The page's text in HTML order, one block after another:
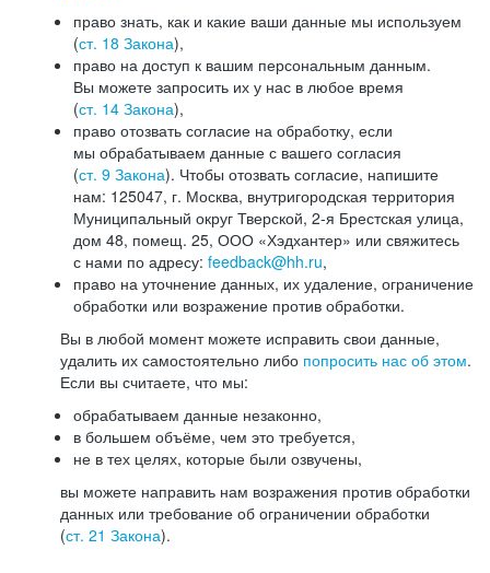
право знать, как и какие ваши данные мы используем
(ст. 18 Закона),
право на доступ к вашим персональным данным.
Вы можете запросить их у нас в любое время
(ст. 14 Закона),
право отозвать согласие на обработку, если
мы обрабатываем данные с вашего согласия
(ст. 9 Закона). Чтобы отозвать согласие, напишите
нам: 125047, г. Москва, внутригородская территория
Муниципальный округ Тверской, 2-я Брестская улица,
дом 48, помещ. 25, ООО «Хэдхантер» или свяжитесь
с нами по адресу: feedback@hh.ru,
право на уточнение данных, их удаление, ограничение
обработки или возражение против обработки.
Вы в любой момент можете исправить свои данные,
удалить их самостоятельно либо попросить нас об этом.
Если вы считаете, что мы:
обрабатываем данные незаконно,
в большем объёме, чем это требуется,
не в тех целях, которые были озвучены,
вы можете направить нам возражения против обработки
данных или требование об ограничении обработки
(ст. 21 Закона).